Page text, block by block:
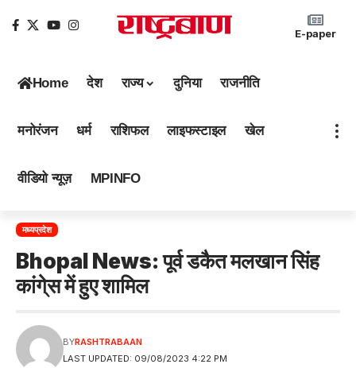
E-paper
Home देश राज्य दुनिया राजनीति
मनोरंजन धर्म राशिफल लाइफस्टाइल खेल
वीडियो न्यूज़ MPINFO
मध्यप्रदेश
Bhopal News: पूर्व डकैत मलखान सिंह
कांगे्स में हुए शामिल
LAST UPDATED: 09/08/2023 4:22 PM
BYRASHTRABAAN